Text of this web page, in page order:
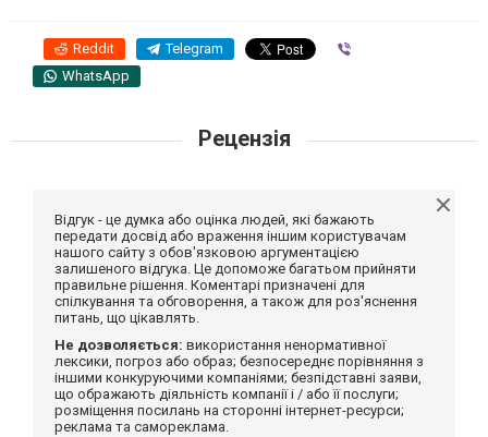
Reddit Telegram
WhatsApp
Рецензія
Відгук - це думка або оцінка людей, які бажають
передати досвід або враження іншим користувачам
нашого сайту з обов'язковою аргументацією
залишеного відгука. Це допоможе багатьом прийняти
правильне рішення. Коментарі призначені для
спілкування та обговорення, а також для роз'яснення
питань, що цікавлять.
Не дозволяється: використання ненормативної
лексики, погроз або образ; безпосереднє порівняння з
іншими конкуруючими компаніями; безпідставні заяви,
що ображають діяльність компанії і / або її послуги;
розміщення посилань на сторонні інтернет-ресурси;
реклама та самореклама.